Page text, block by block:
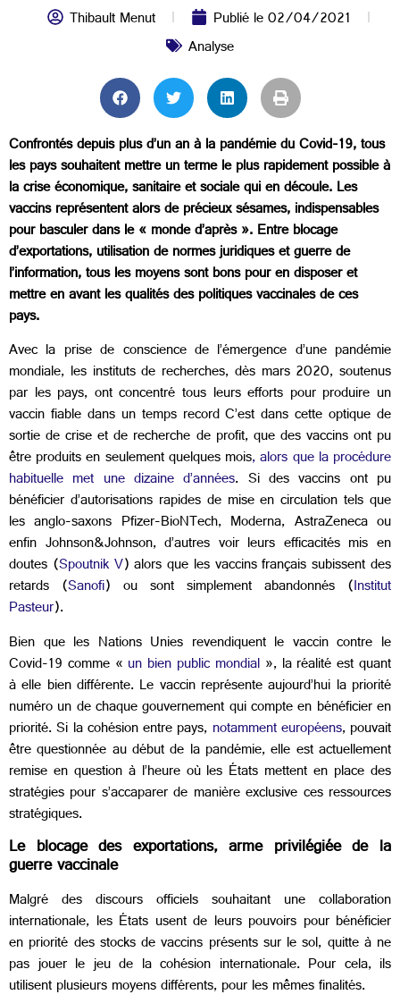
Thibault Menut Publié le02/04/2021
Analyse
Confrontés depuis plus d’un an à la pandémie du Covid-19, tous
les pays souhaitent mettre un terme le plus rapidement possible à
la crise économique, sanitaire et sociale qui en découle. Les
vaccins représentent alors de précieux sésames, indispensables
pour basculer dans le « monde d’après ». Entre blocage
d’exportations, utilisation de normes juridiques et guerre de
l’information, tous les moyens sont bons pour en disposer et
mettre en avant les qualités des politiques vaccinales de ces
pays.
Avec la prise de conscience de l’émergence d’une pandémie
mondiale, les instituts de recherches, dès mars 2020, soutenus
par les pays, ont concentré tous leurs efforts pour produire un
vaccin fiable dans un temps record C’est dans cette optique de
sortie de crise et de recherche de profit, que des vaccins ont pu
être produits en seulement quelques mois, alors que la procédure
habituelle met une dizaine d’années. Si des vaccins ont pu
bénéficier d’autorisations rapides de mise en circulation tels que
les anglo-saxons Pfizer-BioNTech, Moderna, AstraZeneca ou
enfin Johnson&Johnson, d’autres voir leurs efficacités mis en
doutes (Spoutnik V) alors que les vaccins français subissent des
retards (Sanofi) ou sont simplement abandonnés (Institut
Pasteur).
Bien que les Nations Unies revendiquent le vaccin contre le
Covid-19 comme « un bien public mondial », la réalité est quant
à elle bien différente. Le vaccin représente aujourd’hui la priorité
numéro un de chaque gouvernement qui compte en bénéficier en
priorité. Si la cohésion entre pays, notamment européens, pouvait
être questionnée au début de la pandémie, elle est actuellement
remise en question à l’heure où les États mettent en place des
stratégies pour s’accaparer de manière exclusive ces ressources
stratégiques.
Le blocage des exportations, arme privilégiée de la
guerre vaccinale
Malgré des discours officiels souhaitant une collaboration
internationale, les États usent de leurs pouvoirs pour bénéficier
en priorité des stocks de vaccins présents sur le sol, quitte à ne
pas jouer le jeu de la cohésion internationale. Pour cela, ils
utilisent plusieurs moyens différents, pour les mêmes finalités.